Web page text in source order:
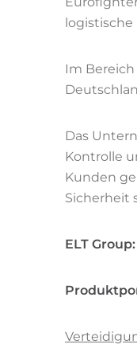
Im
Das
Kontrolle
Kunden
Sicherheit
ELT